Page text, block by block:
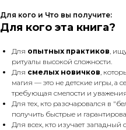
Для кого и Что вы получите:
Для кого эта книга?
Для опытных практиков,
ритуалы высокой сложности.
Для смелых новичков,
магия — это не детские игры, а
требующая смелости и
Для тех, кто разочаровался в
получить быстрые и
Для всех, кто изучает